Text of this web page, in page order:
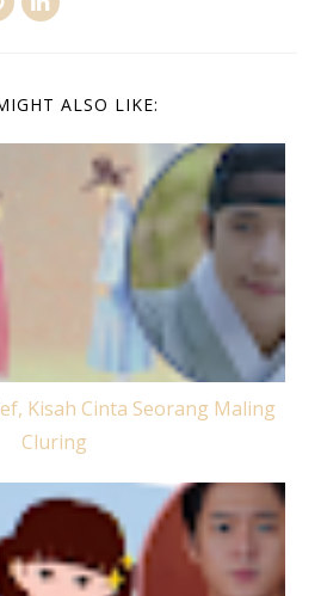
ALSO LIKE:
Kisah Cinta Seorang Maling
Cluring